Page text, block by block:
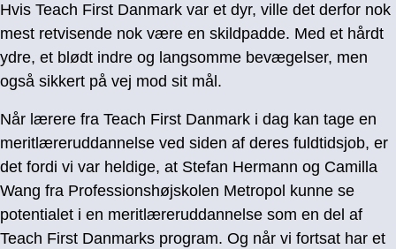
Hvis Teach First Danmark var et dyr, ville det derfor nok
mest retvisende nok være en skildpadde. Med et hårdt
ydre, et blødt indre og langsomme bevægelser, men
også sikkert på vej mod sit mål.
Når lærere fra Teach First Danmark i dag kan tage en
meritlæreruddannelse ved siden af deres fuldtidsjob, er
det fordi vi var heldige, at Stefan Hermann og Camilla
Wang fra Professionshøjskolen Metropol kunne se
potentialet i en meritlæreruddannelse som en del af
Teach First Danmarks program. Og når vi fortsat har et